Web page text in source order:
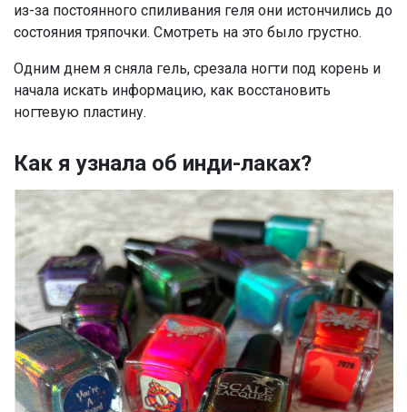
из-за постоянного спиливания геля они истончились до
состояния тряпочки. Смотреть на это было грустно.
Одним днем я сняла гель, срезала ногти под корень и
начала искать информацию, как восстановить
ногтевую пластину.
Как я узнала об инди-лаках?